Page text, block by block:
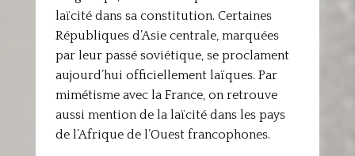
laïcité dans sa constitution. Certaines
Républiques d’Asie centrale, marquées
par leur passé soviétique, se proclament
aujourd’hui officiellement laïques. Par
mimétisme avec la France, on retrouve
aussi mention de la laïcité dans les pays
de l’Afrique de l’Ouest francophones.